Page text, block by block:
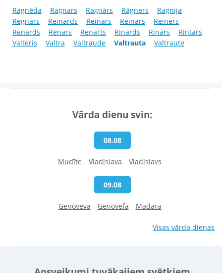
Ragnēda Ragnars Ragnārs Rāgners
Ragnija
Regnars
Reinards Reinars Reinārs
Reiners
Renards
Renars Renarts Rinards Rinārs
Rintars
Valteris
Valtra Valtraude Valtrauta Valtraute
Vārda dienu svin:
08.08
Mudīte Vladislava Vladislavs
09.08
Genoveva Genovefa Madara
Visas vārda dienas